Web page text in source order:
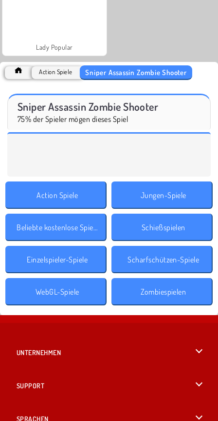
Lady Popular
Action Spiele Sniper Assassin Zombie Shooter
Sniper Assassin Zombie Shooter
75% der Spieler mögen dieses Spiel
Action Spiele Jungen-Spiele
Beliebte kostenlose Spiele Schießspielen
Einzelspieler-Spiele Scharfschützen-Spiele
WebGL-Spiele Zombiespielen
UNTERNEHMEN
SUPPORT
SPRACHEN